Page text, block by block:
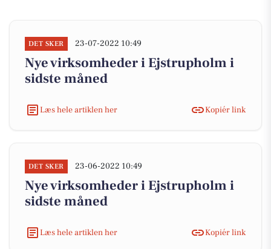
DET SKER 23-07-2022 10:49
Nye virksomheder i Ejstrupholm i
sidste måned
Læs hele artiklen her Kopiér link
DET SKER 23-06-2022 10:49
Nye virksomheder i Ejstrupholm i
sidste måned
Læs hele artiklen her Kopiér link